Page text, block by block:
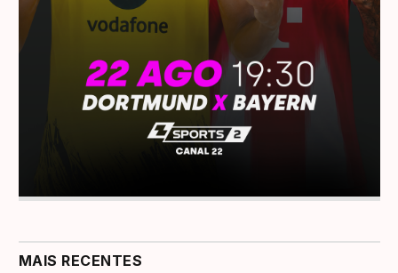
MAIS RECENTES